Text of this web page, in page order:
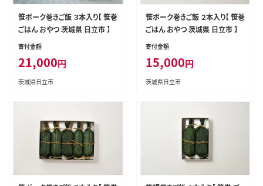
笹ポーク巻きご飯 ３本入り【 笹巻
ごはん おやつ 茨城県 日立市 】
寄付金額
21,000円
茨城県日立市
笹ポーク巻きご飯 ２本入り【 笹巻
ごはん おやつ 茨城県 日立市 】
寄付金額
15,000円
茨城県日立市